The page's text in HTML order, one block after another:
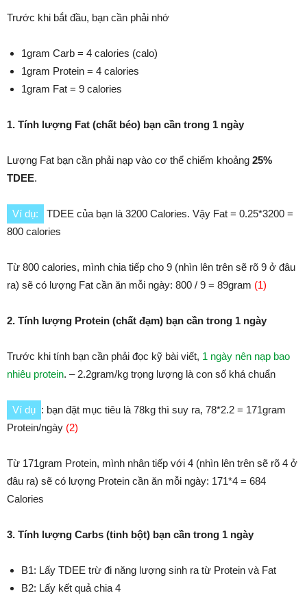
Trước khi bắt đầu, bạn cần phải nhớ
1gram Carb = 4 calories (calo)
1gram Protein = 4 calories
1gram Fat = 9 calories
1. Tính lượng Fat (chất béo) bạn cần trong 1 ngày
Lượng Fat bạn cần phải nạp vào cơ thể chiếm khoảng 25%
TDEE.
Ví dụ:
TDEE của bạn là 3200 Calories. Vậy Fat = 0.25*3200 =
800 calories
Từ 800 calories, mình chia tiếp cho 9 (nhìn lên trên sẽ rõ 9 ở đâu
ra) sẽ có lượng Fat cần ăn mỗi ngày: 800 / 9 = 89gram (1)
2. Tính lượng Protein (chất đạm) bạn cần trong 1 ngày
Trước khi tính bạn cần phải đọc kỹ bài viết, 1 ngày nên nạp bao
nhiêu protein. – 2.2gram/kg trọng lượng là con số khá chuẩn
Ví dụ : bạn đặt mục tiêu là 78kg thì suy ra, 78*2.2 = 171gram
Protein/ngày (2)
Từ 171gram Protein, mình nhân tiếp với 4 (nhìn lên trên sẽ rõ 4 ở
đâu ra) sẽ có lượng Protein cần ăn mỗi ngày: 171*4 = 684
Calories
3. Tính lượng Carbs (tinh bột) bạn cần trong 1 ngày
B1: Lấy TDEE trừ đi năng lượng sinh ra từ Protein và Fat
B2: Lấy kết quả chia 4